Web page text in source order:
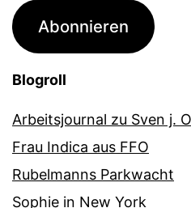
Adresse
Abonnieren
Blogroll
Arbeitsjournal zu Sven j.
Frau Indica aus FFO
Rubelmanns Parkwacht
Sophie in New York